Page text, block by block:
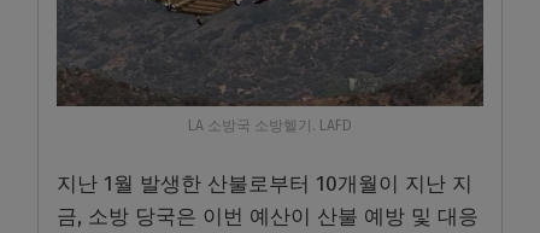
LA 소방국 소방헬기. LAFD
지난 1월 발생한 산불로부터 10개월이 지난 지
금, 소방 당국은 이번 예산이 산불 예방 및 대응